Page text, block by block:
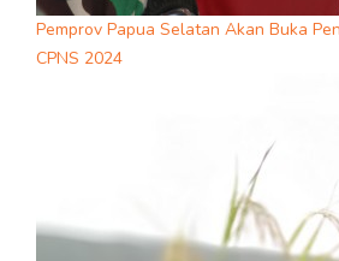
Pemprov Papua Selatan Akan Buka
CPNS 2024